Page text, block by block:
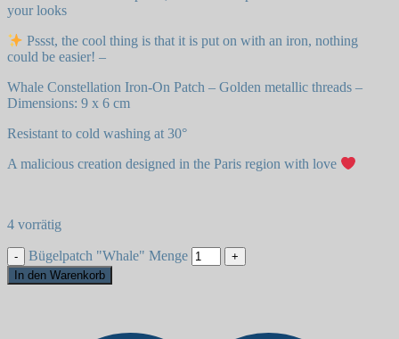
your looks
Pssst, the cool thing is that it is put on with an iron, nothing
could be easier! –
Whale Constellation Iron-On Patch – Golden metallic threads –
Dimensions: 9 x 6 cm
Resistant to cold washing at 30°
A malicious creation designed in the Paris region with love
4 vorrätig
Bügelpatch "Whale" Menge
In den Warenkorb